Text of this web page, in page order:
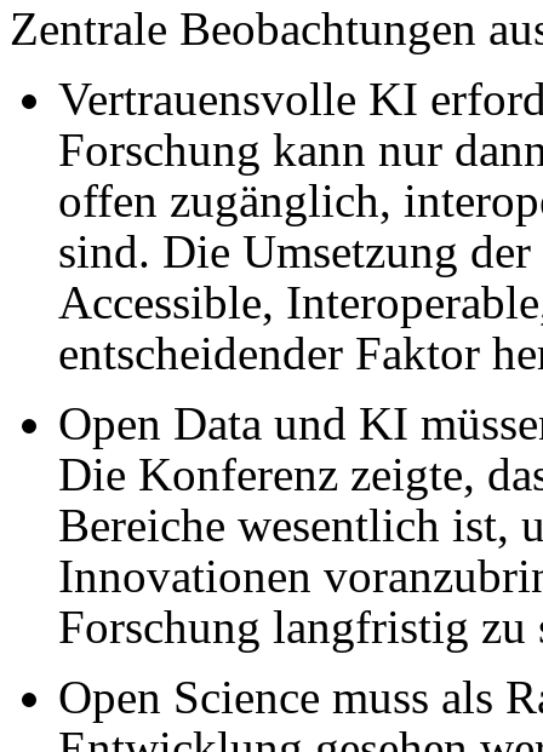
Zentrale Beobachtungen
Vertrauensvolle KI
Forschung kann nur
offen zugänglich,
sind. Die Umsetzung
Accessible,
entscheidender Faktor
Open Data und KI
Die Konferenz zeigte,
Bereiche wesentlich ist,
Innovationen
Forschung langfristig zu
Open Science muss als